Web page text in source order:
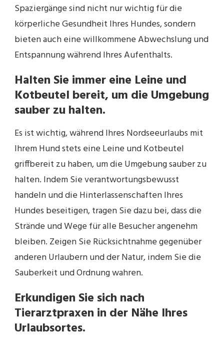
Spaziergänge sind nicht nur wichtig für die
körperliche Gesundheit Ihres Hundes, sondern
bieten auch eine willkommene Abwechslung und
Entspannung während Ihres Aufenthalts.
Halten Sie immer eine Leine und
Kotbeutel bereit, um die Umgebung
sauber zu halten.
Es ist wichtig, während Ihres Nordseeurlaubs mit
Ihrem Hund stets eine Leine und Kotbeutel
griffbereit zu haben, um die Umgebung sauber zu
halten. Indem Sie verantwortungsbewusst
handeln und die Hinterlassenschaften Ihres
Hundes beseitigen, tragen Sie dazu bei, dass die
Strände und Wege für alle Besucher angenehm
bleiben. Zeigen Sie Rücksichtnahme gegenüber
anderen Urlaubern und der Natur, indem Sie die
Sauberkeit und Ordnung wahren.
Erkundigen Sie sich nach
Tierarztpraxen in der Nähe Ihres
Urlaubsortes.